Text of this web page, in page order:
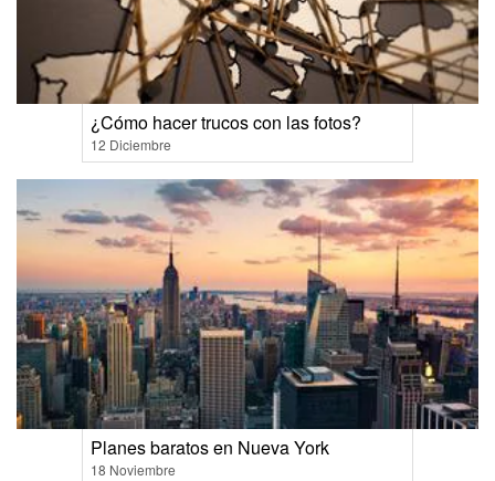
¿Cómo hacer trucos con las fotos?
12 Diciembre
Planes baratos en Nueva York
18 Noviembre